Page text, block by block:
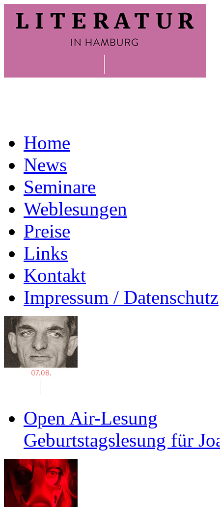
Home
News
Seminare
Weblesungen
Preise
Links
Kontakt
Impressum / Datenschutz
Open Air-Lesung
Geburtstagslesung für